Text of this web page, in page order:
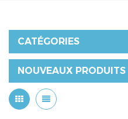
CATÉGORIES
NOUVEAUX PRODUITS